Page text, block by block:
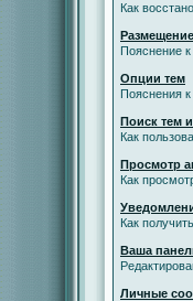
Как
Пояснение
Опции тем
Пояснения
Поиск тем
Как
Просмотр
Как
Как
Ваша
Личные